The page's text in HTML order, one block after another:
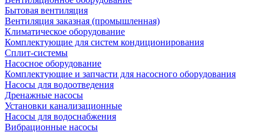
Бытовая вентиляция
Вентиляция заказная (промышленная)
Климатическое оборудование
Комплектующие для систем кондиционирования
Сплит-системы
Насосное оборудование
Комплектующие и запчасти для насосного оборудования
Насосы для водоотведения
Дренажные насосы
Установки канализационные
Насосы для водоснабжения
Вибрационные насосы